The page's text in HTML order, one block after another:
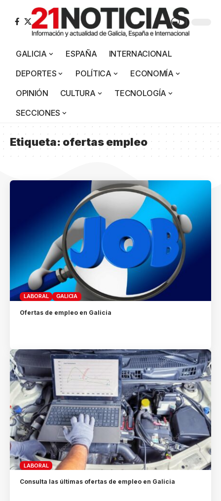
GALICIA ESPAÑA
INTERNACIONAL
DEPORTES
POLÍTICA
ECONOMÍA
OPINIÓN
CULTURA
TECNOLOGÍA
SECCIONES
Etiqueta:ofertas empleo
LABORAL GALICIA
Ofertas de empleo en Galicia
LABORAL
Consulta las últimas ofertas de empleo en Galicia